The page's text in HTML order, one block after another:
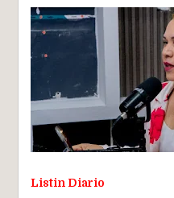
Listin Diario